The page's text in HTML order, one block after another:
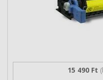
15 490 Ft